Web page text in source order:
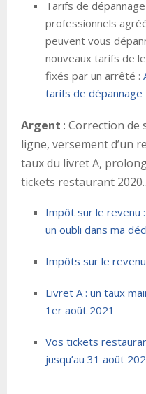
Tarifs de
professionnels
peuvent vous
nouveaux tarifs de
fixés par un arrêté :
tarifs de dépannage
Argent : Correction de
ligne, versement d’un
taux du livret A,
tickets restaurant
Impôt sur le revenu
un oubli dans ma
Impôts sur le
Livret A : un taux
1er août 2021
Vos tickets
jusqu’au 31 août